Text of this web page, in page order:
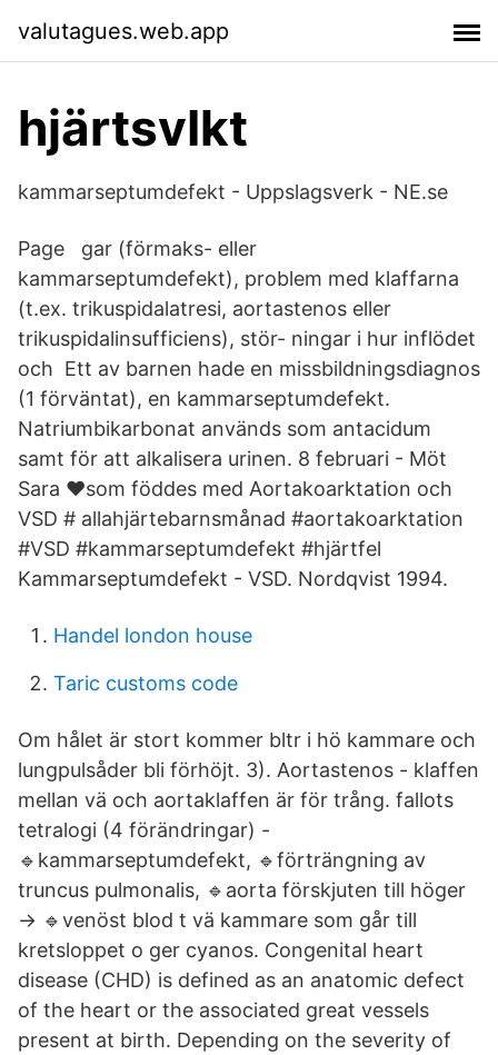
valutagues.web.app
hjärtsvIkt
kammarseptumdefekt - Uppslagsverk - NE.se
Page gar (förmaks- eller
kammarseptumdefekt), problem med klaffarna
(t.ex. trikuspidalatresi, aortastenos eller
trikuspidalinsufficiens), stör- ningar i hur inflödet
och Ett av barnen hade en missbildningsdiagnos
(1 förväntat), en kammarseptumdefekt.
Natriumbikarbonat används som antacidum
samt för att alkalisera urinen. 8 februari - Möt
Sara ❤️som föddes med Aortakoarktation och
VSD # allahjärtebarnsmånad #aortakoarktation
#VSD #kammarseptumdefekt #hjärtfel
Kammarseptumdefekt - VSD. Nordqvist 1994.
Handel london house
Taric customs code
Om hålet är stort kommer bltr i hö kammare och
lungpulsåder bli förhöjt. 3). Aortastenos - klaffen
mellan vä och aortaklaffen är för trång. fallots
tetralogi (4 förändringar) -
🔹kammarseptumdefekt, 🔹förträngning av
truncus pulmonalis, 🔹aorta förskjuten till höger
→ 🔹venöst blod t vä kammare som går till
kretsloppet o ger cyanos. Congenital heart
disease (CHD) is defined as an anatomic defect
of the heart or the associated great vessels
present at birth. Depending on the severity of